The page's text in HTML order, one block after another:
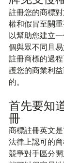
註冊您的商標
權和假冒至關
以幫助您建立
個與眾不同且
註冊商標的過
護您的商業利
的。
首先要知
冊
商標註冊英文是
法律上認可的
競爭對手區分